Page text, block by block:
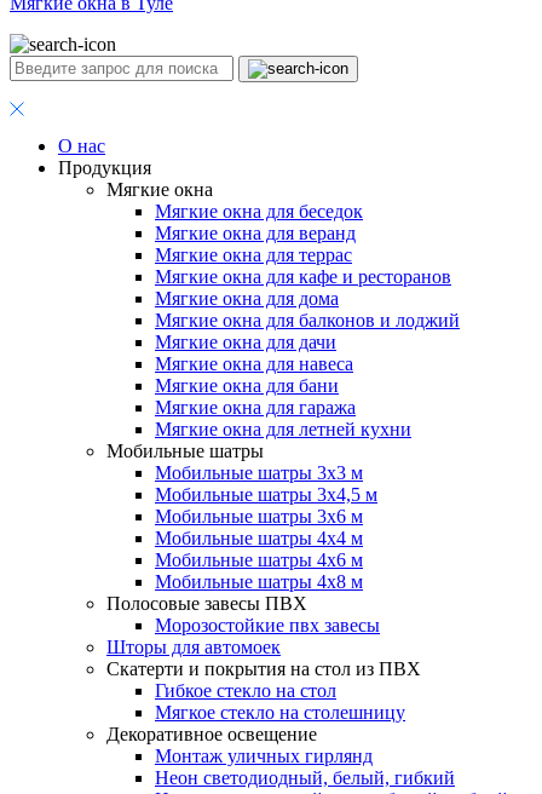
О нас
Продукция
Мягкие окна
Мягкие окна для беседок
Мягкие окна для веранд
Мягкие окна для террас
Мягкие окна для кафе и ресторанов
Мягкие окна для дома
Мягкие окна для балконов и лоджий
Мягкие окна для дачи
Мягкие окна для навеса
Мягкие окна для бани
Мягкие окна для гаража
Мягкие окна для летней кухни
Мобильные шатры
Мобильные шатры 3х3 м
Мобильные шатры 3х4,5 м
Мобильные шатры 3х6 м
Мобильные шатры 4х4 м
Мобильные шатры 4х6 м
Мобильные шатры 4х8 м
Полосовые завесы ПВХ
Морозостойкие пвх завесы
Шторы для автомоек
Скатерти и покрытия на стол из ПВХ
Гибкое стекло на стол
Мягкое стекло на столешницу
Декоративное освещение
Монтаж уличных гирлянд
Неон светодиодный, белый, гибкий